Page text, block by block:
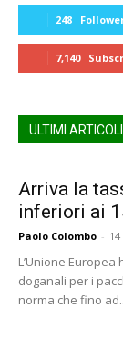
248
7,140
ULTIMI ARTICOLI
Arriva la
inferiori ai
Paolo Colombo -
L’Unione
doganali per i
norma che fino